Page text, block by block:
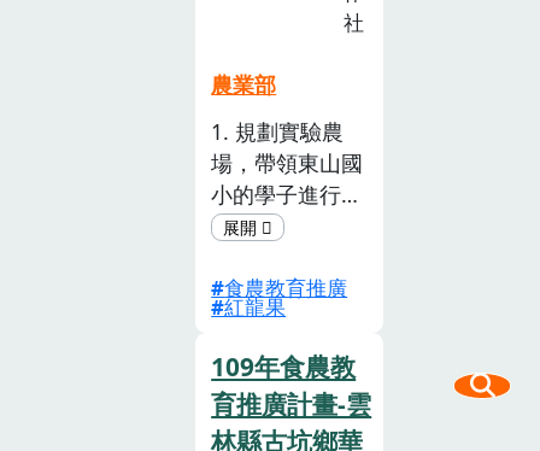
社
農業部
1. 規劃實驗農
場，帶領東山國
小的學子進行食
農生態實作課程
錄〈火龍果與田
間昆蟲生態〉。
2. 課程研發：開
設食農課程研發
工作坊，精進課
程規劃與執行能
食農教育推廣
紅龍果
109年食農教
育推廣計畫-雲
林縣古坑鄉華